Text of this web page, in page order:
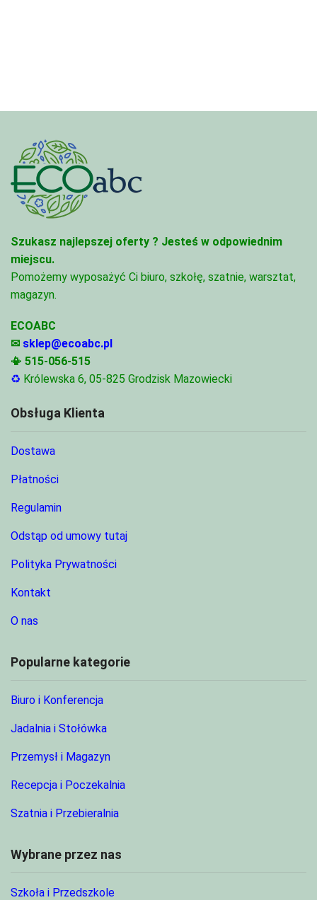
Szukasz najlepszej oferty ? Jesteś w odpowiednim
miejscu.
Pomożemy wyposażyć Ci biuro, szkołę, szatnie, warsztat,
magazyn.
ECOABC
✉ sklep@ecoabc.pl
📳 515-056-515
♻ Królewska 6, 05-825 Grodzisk Mazowiecki
Obsługa Klienta
Dostawa
Płatności
Regulamin
Odstąp od umowy tutaj
Polityka Prywatności
Kontakt
O nas
Popularne kategorie
Biuro i Konferencja
Jadalnia i Stołówka
Przemysł i Magazyn
Recepcja i Poczekalnia
Szatnia i Przebieralnia
Wybrane przez nas
Szkoła i Przedszkole